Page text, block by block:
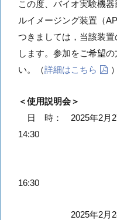
この度、バイオ実験機
ルイメージング装置（
つきましては，当該装
します。参加をご希望
い。（詳細はこちら ）
＜使用説明会＞
日 時： 2025年2月
14:30
第２回
16:30
2025年2